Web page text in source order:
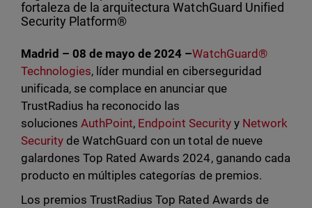
fortaleza de la arquitectura WatchGuard Unified
Security Platform®
Madrid – 08 de mayo de 2024 –WatchGuard®
Technologies, líder mundial en ciberseguridad
unificada, se complace en anunciar que
TrustRadius ha reconocido las
solucionesAuthPoint, Endpoint Securityy Network
Security de WatchGuard con un total de nueve
galardones Top Rated Awards 2024, ganando cada
producto en múltiples categorías de premios.
Los premios TrustRadius Top Rated Awards de